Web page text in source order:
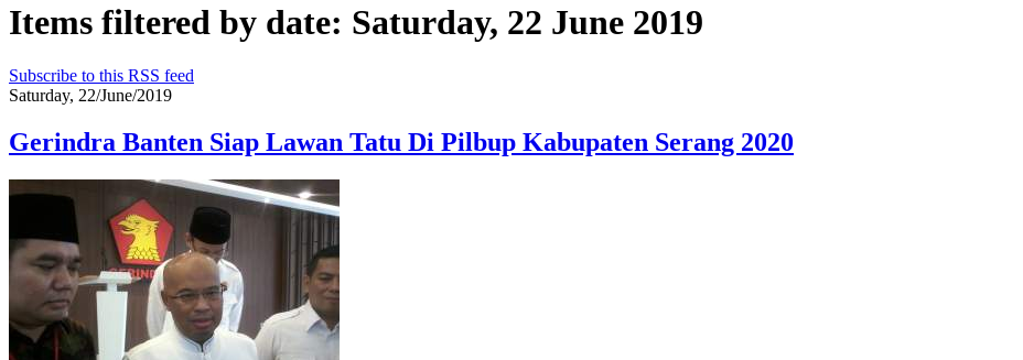
Items filtered by date: Saturday, 22 June 2019
Subscribe to this RSS feed
Saturday, 22/June/2019
Gerindra Banten Siap Lawan Tatu Di Pilbup Kabupaten Serang 2020